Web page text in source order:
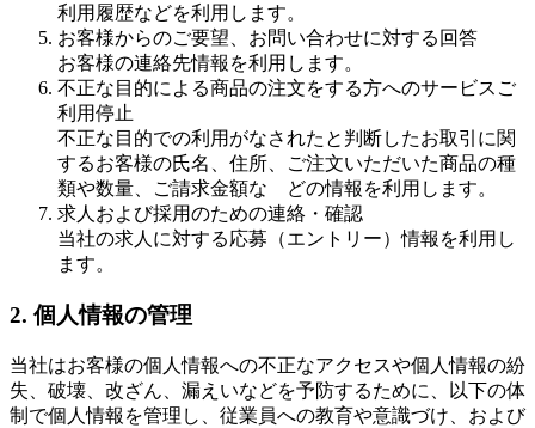
利用履歴などを利用します。
お客様からのご要望、お問い合わせに対する回答
お客様の連絡先情報を利用します。
不正な目的による商品の注文をする方へのサービスご
利用停止
不正な目的での利用がなされたと判断したお取引に関
するお客様の氏名、住所、ご注文いただいた商品の種
類や数量、ご請求金額な どの情報を利用します。
求人および採用のための連絡・確認
当社の求人に対する応募（エントリー）情報を利用し
ます。
2. 個人情報の管理
当社はお客様の個人情報への不正なアクセスや個人情報の紛
失、破壊、改ざん、漏えいなどを予防するために、以下の体
制で個人情報を管理し、従業員への教育や意識づけ、および